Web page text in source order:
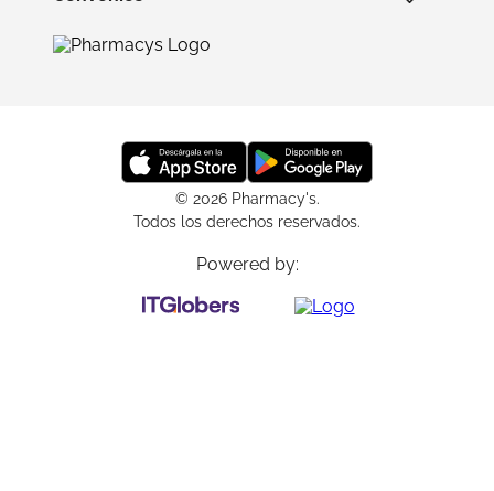
© 2026 Pharmacy's.
Todos los derechos reservados.
Powered by: